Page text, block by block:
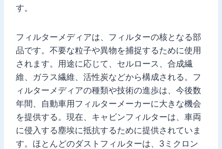
す。
フィルターメディアは、フィルターの核となる部
品です。不要な粒子や異物を捕捉するために使用
されます。用途に応じて、セルロース、合成繊
維、ガラス繊維、活性炭などから構成される。フ
ィルターメディアの種類や技術の進歩は、今後数
年間、自動車用フィルターメーカーに大きな機会
を提供する。現在、キャビンフィルターは、車両
に侵入する塵埃に抵抗するために提供されていま
す。ほとんどのダストフィルターは、3ミクロン